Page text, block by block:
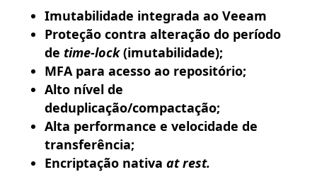
Imutabilidade integrada ao Veeam
Proteção contra alteração do período
de time-lock(imutabilidade);
MFA para acesso ao repositório;
Alto nível de
deduplicação/compactação;
Alta performance e velocidade de
transferência;
Encriptação nativa at rest.